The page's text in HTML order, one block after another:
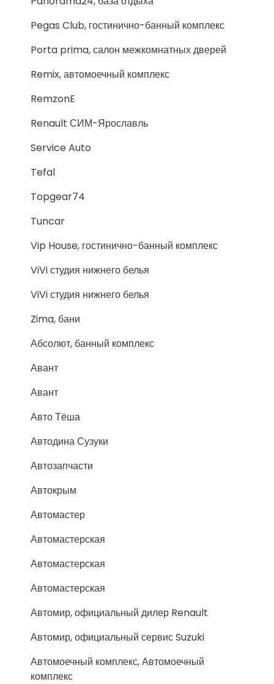
Pegas Club, гостинично-банный комплекс
Porta prima, салон межкомнатных дверей
Remix, автомоечный комплекс
RemzonE
Renault СИМ-Ярославль
Service Auto
Tefal
Topgear74
Tuncar
Vip House, гостинично-банный комплекс
ViVi студия нижнего белья
ViVi студия нижнего белья
Zima, бани
Абсолют, банный комплекс
Авант
Авант
Авто Тёша
Автодина Сузуки
Автозапчасти
Автокрым
Автомастер
Автомастерская
Автомастерская
Автомастерская
Автомир, официальный дилер Renault
Автомир, официальный сервис Suzuki
Автомоечный комплекс, Автомоечный
комплекс